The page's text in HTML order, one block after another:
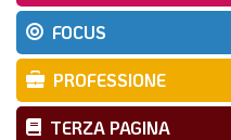
FOCUS
PROFESSIONE
TERZA PAGINA